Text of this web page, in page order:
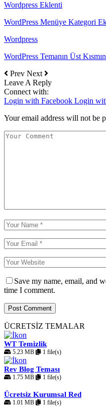
Wordpress Eklenti
WordPress Menüye Kategori
Wordpress
WordPress Temanın Üst
Prev Next
Leave A Reply
Connect with:
Login with Facebook Login
Your email address will not be
Save my name, email, and
time I comment.
ÜCRETSİZ TEMALAR
WT Temizlik
5.23 MB 1 file(s)
Rev Blog Teması
1.75 MB 1 file(s)
Ücretsiz Kurumsal Red
1.01 MB 1 file(s)